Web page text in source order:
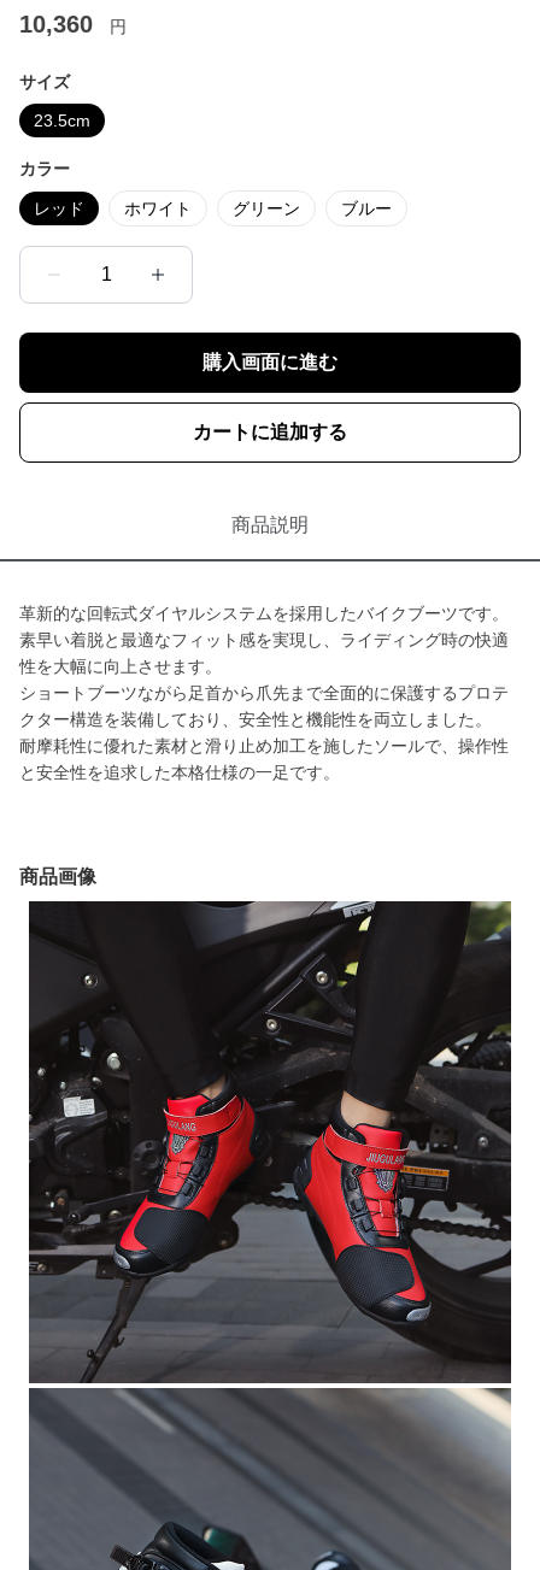
10,360 円
サイズ
23.5cm
カラー
レッド ホワイト グリーン ブルー
1
購入画面に進む
カートに追加する
商品説明
革新的な回転式ダイヤルシステムを採用したバイクブーツです。
素早い着脱と最適なフィット感を実現し、ライディング時の快適
性を大幅に向上させます。
ショートブーツながら足首から爪先まで全面的に保護するプロテ
クター構造を装備しており、安全性と機能性を両立しました。
耐摩耗性に優れた素材と滑り止め加工を施したソールで、操作性
と安全性を追求した本格仕様の一足です。
商品画像